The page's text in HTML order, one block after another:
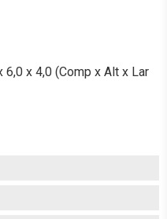
x 4,0 (Comp x Alt x Lar